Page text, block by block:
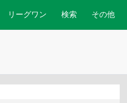
リーグワン 検索 その他